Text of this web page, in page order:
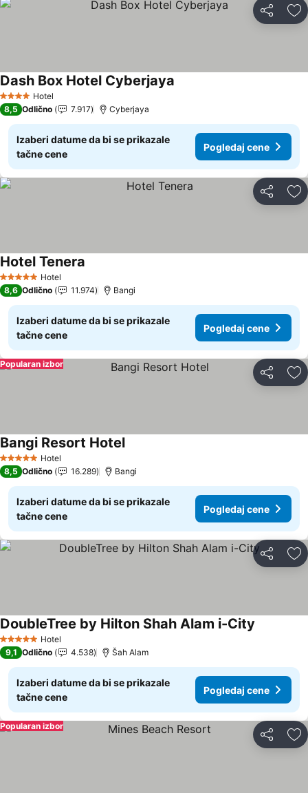
Deli
4 ZvezdiceHotel
Dash Box Hotel Cyberjaya
8,5 Odlično 7.917 Cyberjaya
Izaberi datume da bi se prikazale
tačne cene
Pogledaj cene
Deli
5 ZvezdiceHotel
Hotel Tenera
8,6 Odlično 11.974 Bangi
Izaberi datume da bi se prikazale
tačne cene
Pogledaj cene
Deli
Popularan izbor
5 ZvezdiceHotel
Bangi Resort HotelPogledaj cene
8,5 Odlično 16.289 Bangi
Izaberi datume da bi se prikazale
tačne cene
Pogledaj cene
Deli
5 ZvezdiceHotel
DoubleTree by Hilton Shah Alam i-City
9,1 Odlično 4.538 Šah Alam
Izaberi datume da bi se prikazale
tačne cene
Pogledaj cene
Deli
Popularan izbor